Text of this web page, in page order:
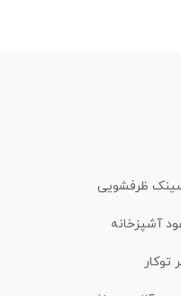
ظرفشویی
آشپزخانه
توکار